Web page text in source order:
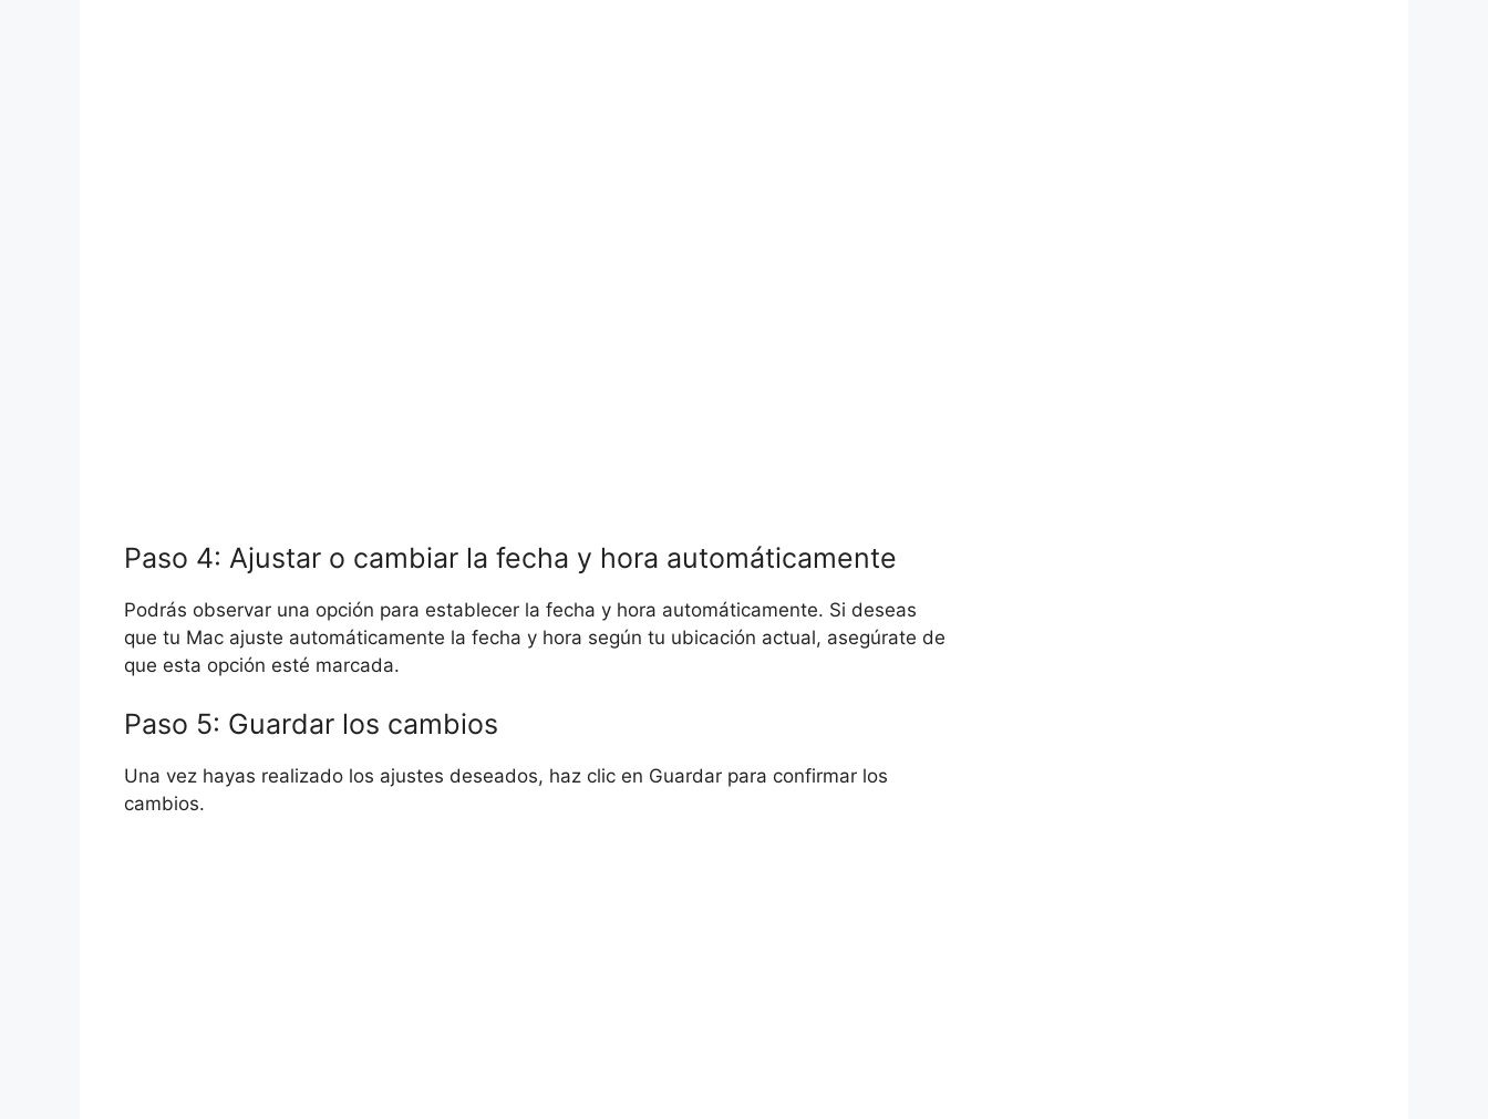
Paso 4: Ajustar o cambiar la fecha y hora automáticamente
Podrás observar una opción para establecer la fecha y hora automáticamente. Si deseas
que tu Mac ajuste automáticamente la fecha y hora según tu ubicación actual, asegúrate de
que esta opción esté marcada.
Paso 5: Guardar los cambios
Una vez hayas realizado los ajustes deseados, haz clic en Guardar para confirmar los
cambios.